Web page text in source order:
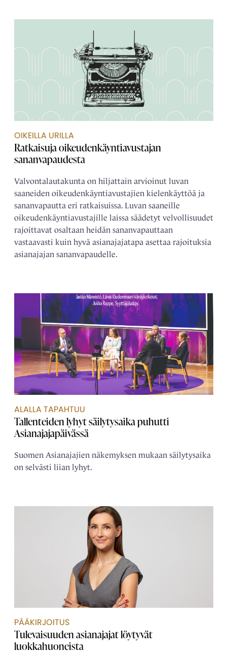
OIKEILLA URILLA
Ratkaisuja oikeudenkäyntiavustajan
sananvapaudesta
Valvontalautakunta on hiljattain arvioinut luvan
saaneiden oikeudenkäyntiavustajien kielenkäyttöä ja
sananvapautta eri ratkaisuissa. Luvan saaneille
oikeudenkäyntiavustajille laissa säädetyt velvollisuudet
rajoittavat osaltaan heidän sananvapauttaan
vastaavasti kuin hyvä asianajajatapa asettaa rajoituksia
asianajajan sananvapaudelle.
ALALLA TAPAHTUU
Tallenteiden lyhyt säilytysaika puhutti
Asianajajapäivässä
Suomen Asianajajien näkemyksen mukaan säilytysaika
on selvästi liian lyhyt.
PÄÄKIRJOITUS
Tulevaisuuden asianajajat löytyvät
luokkahuoneista